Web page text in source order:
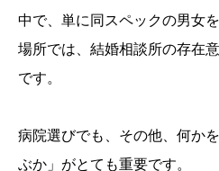
中で、単に同スペックの男女
場所では、結婚相談所の存在
です。
病院選びでも、その他、何か
ぶか」がとても重要です。